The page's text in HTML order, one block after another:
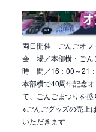
両日開催 ごんごオフ
会 場／本部横・ごん
時 間／16：00～21
本部横で40周年記念
て、ごんごまつりを盛
※ごんごグッズの売上
いただきます